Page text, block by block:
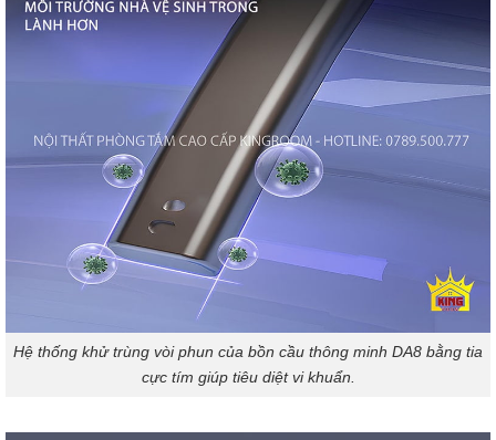
Hệ thống khử trùng vòi phun của bồn cầu thông minh DA8 bằng tia
cực tím giúp tiêu diệt vi khuẩn.